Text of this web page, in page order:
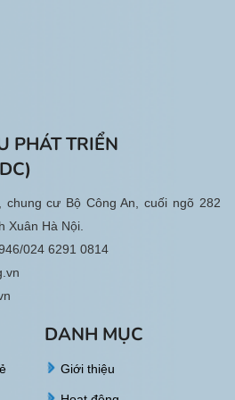
PHÁT TRIỂN
chung cư Bộ Công An, cuối ngõ 282
Xuân Hà Nội.
024 6291 0814
DANH MỤC
Giới thiệu